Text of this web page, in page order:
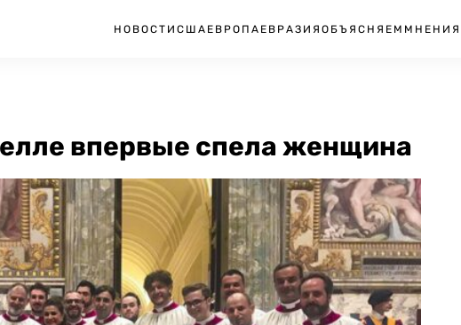
НОВОСТИ США ЕВРОПА ЕВРАЗИЯ ОБЪЯСНЯЕМ МНЕНИЯ
впервые спела женщина